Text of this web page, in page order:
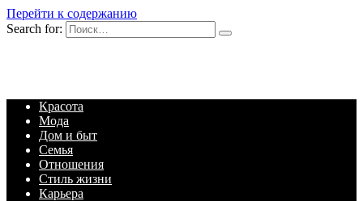
Перейти к содержанию
Search for:
Красота
Мода
Дом и быт
Семья
Отношения
Стиль жизни
Карьера